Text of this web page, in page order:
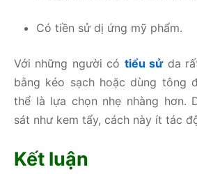
Có tiền sử dị ứng mỹ phẩm.
Với những người có tiểu sửda
bằng kéo sạch hoặc dùng tông
thể là lựa chọn nhẹ nhàng hơn.
sát như kem tẩy, cách này ít tác
Kết luận